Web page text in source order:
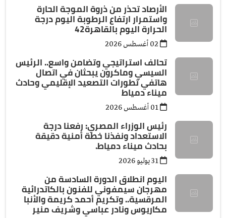
الأرصاد تحذر من ذروة الموجة الحارة
واستمرار ارتفاع الرطوبة اليوم درجة
الحرارة اليوم بالقاهرة42
تحالف استراتيجي وتضامن واسع.. الرئيس
السيسي وماكرون يبحثان في اتصال
هاتفي تطورات التصعيد الإقليمي وحادث
ميناء دمياط
رئيس الوزراء المصري: رفعنا درجة
الاستعداد ونفذنا خطة أمنية دقيقة
بحادث ميناء دمياط.
اليوم انطلاق الدورة السادسة من
مهرجان سيمفوني للفنون بالكاتدرائية
المرقسية.. وتكريم أحمد كريمة والأنبا
مكاريوس ونادر عباسي وشريف منير